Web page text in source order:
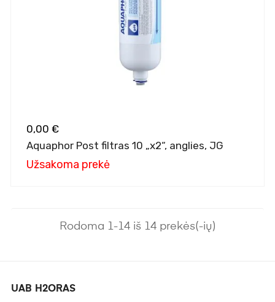
0,00 €
Aquaphor Post filtras 10 „x2“, anglies, JG
Užsakoma prekė
Rodoma 1-14 iš 14 prekės(-ių)
UAB H2ORAS